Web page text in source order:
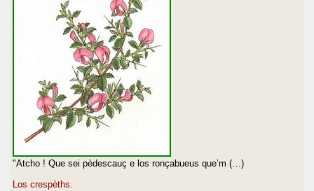
"Atcho ! Que sei pèdescauç e los ronçabueus que’m (…)
Los crespèths.